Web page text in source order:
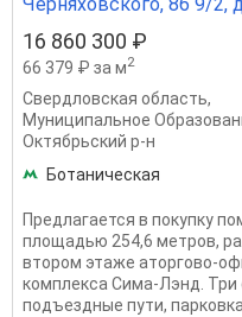
16 860 300 ₽
66 379 ₽ за м2
Свердловская область,
Муниципальное
Октябрьский р-н
Ботаническая
Предлагается в покупку
площадью 254,6 метров,
втором этаже аторгово-
комплекса Сима-Лэнд. Три
подъездные пути,